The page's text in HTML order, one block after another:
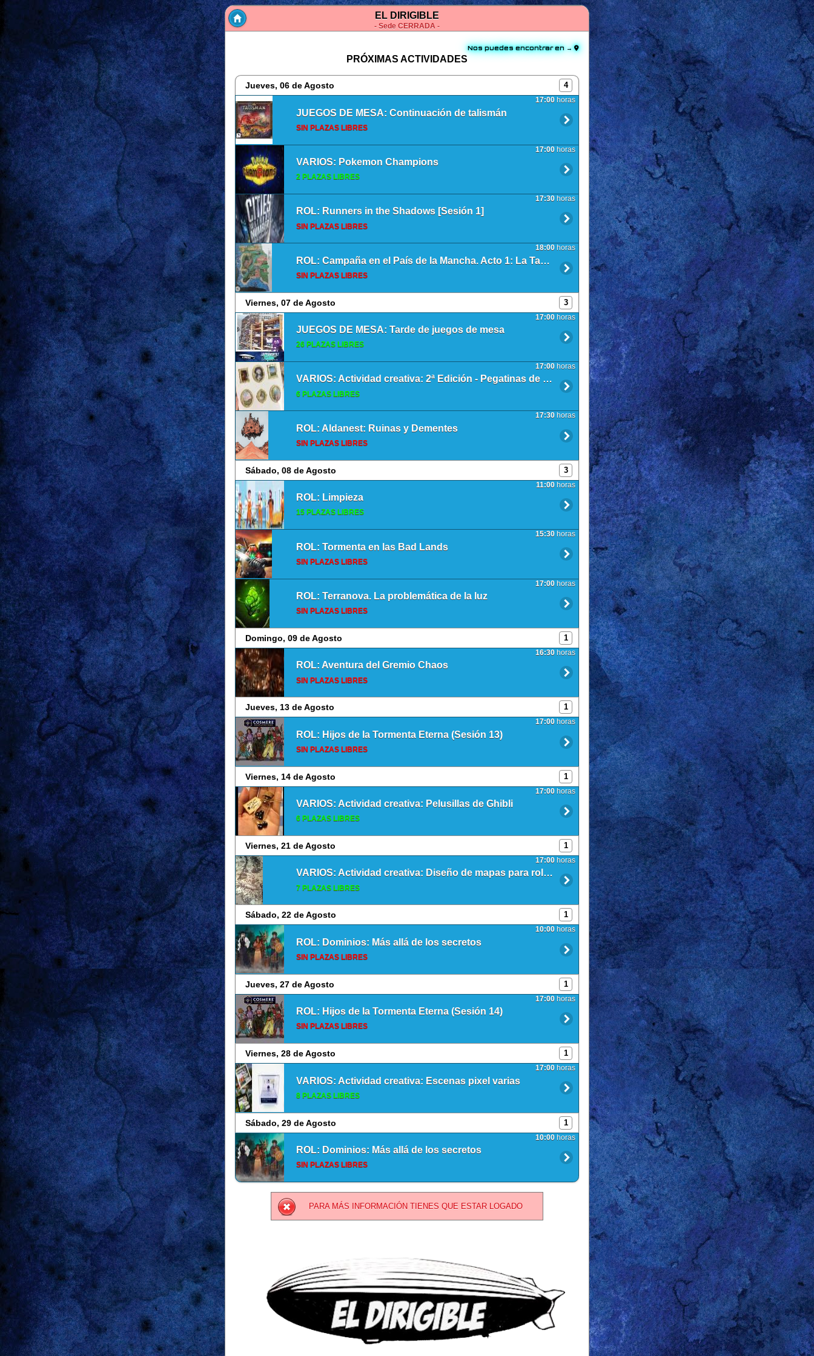
EL DIRIGIBLE
- Sede CERRADA -
Nos puedes encontrar en →
PRÓXIMAS ACTIVIDADES
Jueves, 06 de Agosto 4
JUEGOS DE MESA: Continuación de talismán
SIN PLAZAS LIBRES
17:00 horas
VARIOS: Pokemon Champions
2 PLAZAS LIBRES
17:00 horas
ROL: Runners in the Shadows [Sesión 1]
SIN PLAZAS LIBRES
17:30 horas
ROL: Campaña en el País de la Mancha. Acto 1: La Taberna al Borde del Vacío. Sesión 0
SIN PLAZAS LIBRES
18:00 horas
Viernes, 07 de Agosto 3
JUEGOS DE MESA: Tarde de juegos de mesa
26 PLAZAS LIBRES
17:00 horas
VARIOS: Actividad creativa: 2ª Edición - Pegatinas de cuadros 3d
6 PLAZAS LIBRES
17:00 horas
ROL: Aldanest: Ruinas y Dementes
SIN PLAZAS LIBRES
17:30 horas
Sábado, 08 de Agosto 3
ROL: Limpieza
15 PLAZAS LIBRES
11:00 horas
ROL: Tormenta en las Bad Lands
SIN PLAZAS LIBRES
15:30 horas
ROL: Terranova. La problemática de la luz
SIN PLAZAS LIBRES
17:00 horas
Domingo, 09 de Agosto 1
ROL: Aventura del Gremio Chaos
SIN PLAZAS LIBRES
16:30 horas
Jueves, 13 de Agosto 1
ROL: Hijos de la Tormenta Eterna (Sesión 13)
SIN PLAZAS LIBRES
17:00 horas
Viernes, 14 de Agosto 1
VARIOS: Actividad creativa: Pelusillas de Ghibli
6 PLAZAS LIBRES
17:00 horas
Viernes, 21 de Agosto 1
VARIOS: Actividad creativa: Diseño de mapas para rol/decoración
7 PLAZAS LIBRES
17:00 horas
Sábado, 22 de Agosto 1
ROL: Dominios: Más allá de los secretos
SIN PLAZAS LIBRES
10:00 horas
Jueves, 27 de Agosto 1
ROL: Hijos de la Tormenta Eterna (Sesión 14)
SIN PLAZAS LIBRES
17:00 horas
Viernes, 28 de Agosto 1
VARIOS: Actividad creativa: Escenas pixel varias
8 PLAZAS LIBRES
17:00 horas
Sábado, 29 de Agosto 1
ROL: Dominios: Más allá de los secretos
SIN PLAZAS LIBRES
10:00 horas
PARA MÁS INFORMACIÓN TIENES QUE ESTAR LOGADO